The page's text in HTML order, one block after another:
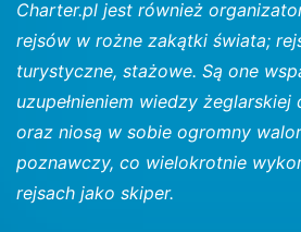
Charter.pl jest również
rejsów w rożne zakątki świata;
turystyczne, stażowe. Są one
uzupełnieniem wiedzy
oraz niosą w sobie ogromny
poznawczy, co wielokrotnie
rejsach jako skiper.